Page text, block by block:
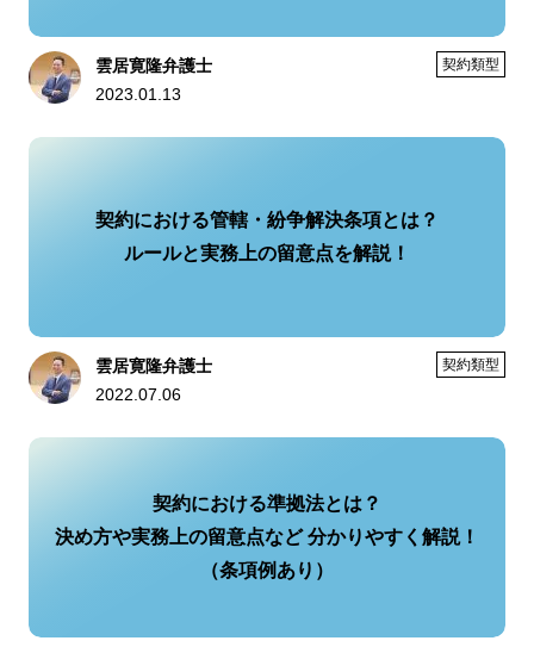
雲居寛隆弁護士
2023.01.13
契約類型
契約における管轄・紛争解決条項とは？
ルールと実務上の留意点を解説！
雲居寛隆弁護士
2022.07.06
契約類型
契約における準拠法とは？
決め方や実務上の留意点など 分かりやすく解説！
（条項例あり）